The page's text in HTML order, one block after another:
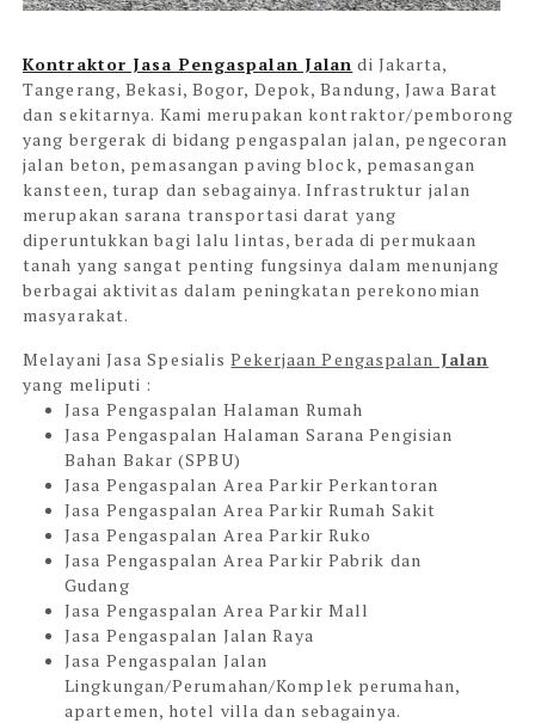
Kontraktor Jasa Pengaspalan Jalan di Jakarta,
Tangerang, Bekasi, Bogor, Depok, Bandung, Jawa Barat
dan sekitarnya. Kami merupakan kontraktor/pemborong
yang bergerak di bidang pengaspalan jalan, pengecoran
jalan beton, pemasangan paving block, pemasangan
kansteen, turap dan sebagainya. Infrastruktur jalan
merupakan sarana transportasi darat yang
diperuntukkan bagi lalu lintas, berada di permukaan
tanah yang sangat penting fungsinya dalam menunjang
berbagai aktivitas dalam peningkatan perekonomian
masyarakat.
Melayani Jasa SpesialisPekerjaan Pengaspalan Jalan
yang meliputi :
Jasa Pengaspalan Halaman Rumah
Jasa Pengaspalan Halaman Sarana Pengisian
Bahan Bakar (SPBU)
Jasa Pengaspalan Area Parkir Perkantoran
Jasa Pengaspalan Area Parkir Rumah Sakit
Jasa Pengaspalan Area Parkir Ruko
Jasa Pengaspalan Area Parkir Pabrik dan
Gudang
Jasa Pengaspalan Area Parkir Mall
Jasa Pengaspalan Jalan Raya
Jasa Pengaspalan Jalan
Lingkungan/Perumahan/Komplek perumahan,
apartemen, hotel villa dan sebagainya.